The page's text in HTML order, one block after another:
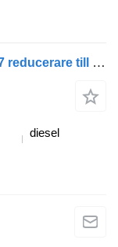
MAN TGL 12.210 (01.05-) 81350106167 reducerare till MAN TGL, TGM, TGS, TGX (2005-2021) dragbil
diesel